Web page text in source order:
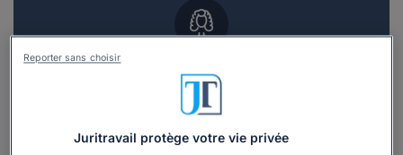
Vous souhaitez un RDV en cabinet avec un
avocat ?
Recevoir des devis d'avocats
Juritravail protège votre vie privée
Reporter sans choisir